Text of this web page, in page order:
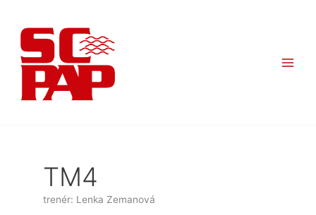
obsah
TM4
trenér: Lenka Zemanová